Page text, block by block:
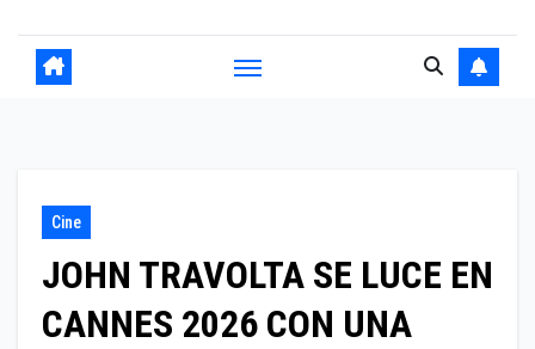
Cine
JOHN TRAVOLTA SE LUCE EN
CANNES 2026 CON UNA